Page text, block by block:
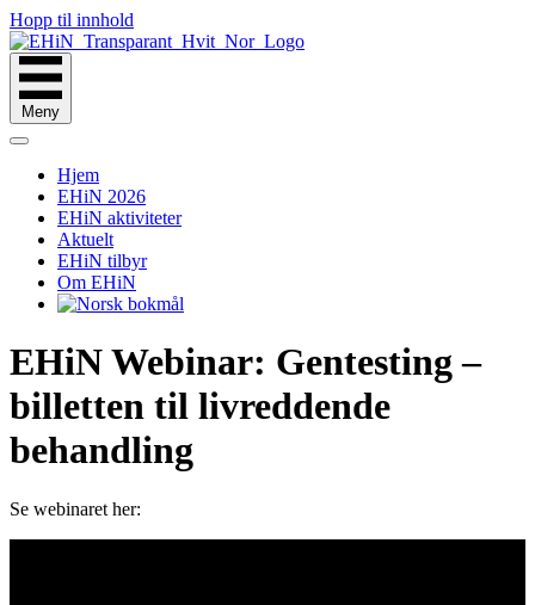
Hopp til innhold
Meny
Hjem
EHiN 2026
EHiN aktiviteter
Aktuelt
EHiN tilbyr
Om EHiN
EHiN Webinar: Gentesting –
billetten til livreddende
behandling
Se webinaret her: